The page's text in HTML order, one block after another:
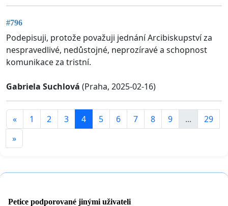
#796
Podepisuji, protože považuji jednání Arcibiskupství za
nespravedlivé, nedůstojné, neprozíravé a schopnost
komunikace za tristní.
Gabriela Suchlová (Praha, 2025-02-16)
« 1 2 3 4 5 6 7 8 9 ...
29
»
Petice podporované jinými uživateli